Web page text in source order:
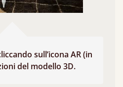
sull’icona AR (in
del modello 3D.